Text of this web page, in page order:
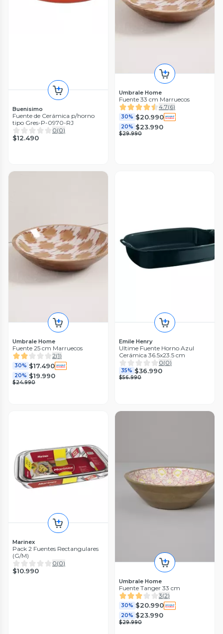
Buenisimo
Fuente de Cerámica p/horno
tipo Gres-P-0970-RJ
0(0)
$12.490
Umbrale Home
Fuente 33 cm Marruecos
4.7(6)
30% $20.990
20% $23.990
$29.990
Umbrale Home
Fuente 25 cm Marruecos
2(1)
30% $17.490
20% $19.990
$24.990
Emile Henry
Ultime Fuente Horno Azul
Cerámica 36.5x23.5 cm
0(0)
35% $36.990
$56.990
Marinex
Pack 2 Fuentes Rectangulares
(G/M)
0(0)
$10.990
Umbrale Home
Fuente Tanger 33 cm
3(2)
30% $20.990
20% $23.990
$29.990